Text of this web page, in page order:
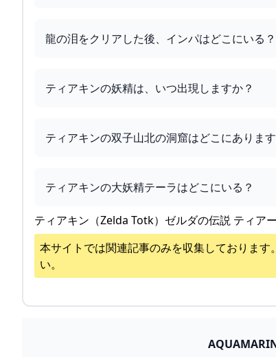
龍の泪をクリアした後、インパはどこにいる？
ティアキンの妖精は、いつ出現しますか？
ティアキンの双子山北の洞窟はどこにありま
ティアキンの大妖精テーラはどこにいる？
ティアキン（Zelda Totk）ゼルダの伝説 ティア
本サイトでは関連記事のみを収集しております。
い。